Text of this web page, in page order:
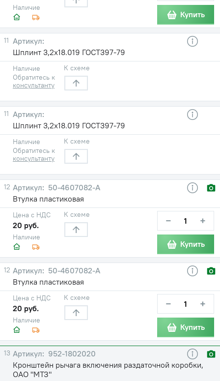
Наличие
Купить
11
Шплинт 3,2х18.019 ГОСТ397-79
Наличие
Обратитесь к
консультанту
К схеме
11
Шплинт 3,2х18.019 ГОСТ397-79
Наличие
Обратитесь к
консультанту
К схеме
12
50-4607082-А
Втулка пластиковая
Наличие
Цена с НДС
20 руб.
К схеме − +
Купить
12
50-4607082-А
Втулка пластиковая
Наличие
Цена с НДС
20 руб.
К схеме − +
Купить
13
952-1802020
Кронштейн рычага включения раздаточной коробки,
ОАО "МТЗ"